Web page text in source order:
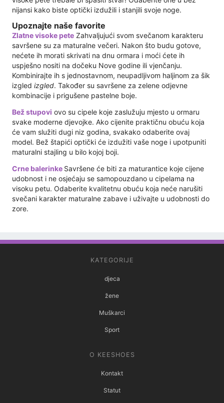
nijansi kako biste optički izdužili i stanjili svoje noge.
Upoznajte naše favorite
Zlatne visoke pete Zahvaljujući svom svečanom karakteru
savršene su za maturalne večeri. Nakon što budu gotove,
nećete ih morati skrivati ​​na dnu ormara i moći ćete ih
uspješno nositi na dočeku Nove godine ili vjenčanju.
Kombinirajte ih s jednostavnom, neupadljivom haljinom za šik
izgled izgled. Također su savršene za zelene odjevne
kombinacije i prigušene pastelne boje.
Bež stupovi ovo su cipele koje zaslužuju mjesto u ormaru
svake moderne djevojke. Ako cijenite praktičnu obuću koja
će vam služiti dugi niz godina, svakako odaberite ovaj
model. Bež štapići optički će izdužiti vaše noge i upotpuniti
maturalni stajling u bilo kojoj boji.
Crne balerinke Savršene će biti za maturantice koje cijene
udobnost i ne osjećaju se samopouzdano u cipelama na
visoku petu. Odaberite kvalitetnu obuću koja neće narušiti
svečani karakter maturalne zabave i uživajte u udobnosti do
zore.
KATEGORIJE
djeca
žene
Muškarci
Sport
O KEESHOES
Kontakt
Statut